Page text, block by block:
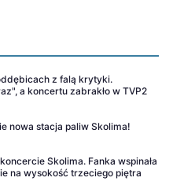
z falą krytyki.
a koncertu zabrakło w TVP2
nowa stacja paliw Skolima!
Skolima. Fanka wspinała
na wysokość trzeciego piętra